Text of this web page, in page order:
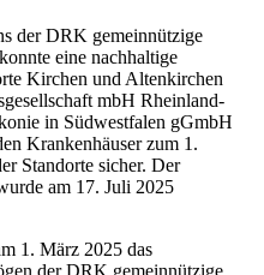
der DRK gemeinnützige
eine nachhaltige
Kirchen und Altenkirchen
mbH Rheinland-
in Südwestfalen gGmbH
Krankenhäuser zum 1.
Standorte sicher. Der
am 17. Juli 2025
1. März 2025 das
der DRK gemeinnützige